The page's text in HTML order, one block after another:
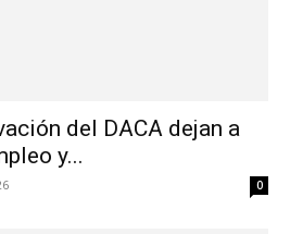
del DACA dejan a
y...
0